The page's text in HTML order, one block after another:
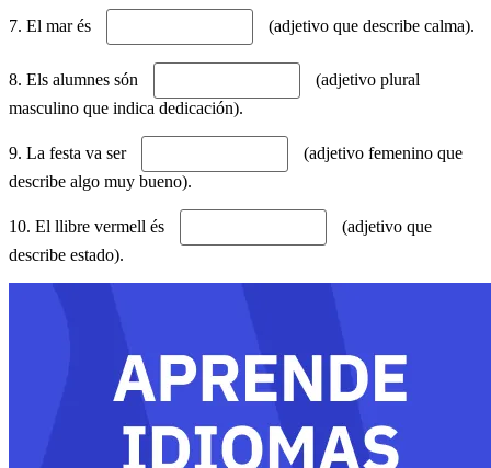
7. El mar és (adjetivo que describe calma).
8. Els alumnes són
(adjetivo plural
masculino que indica dedicación).
9. La festa va ser
(adjetivo femenino que
describe algo muy bueno).
10. El llibre vermell és
(adjetivo que
describe estado).